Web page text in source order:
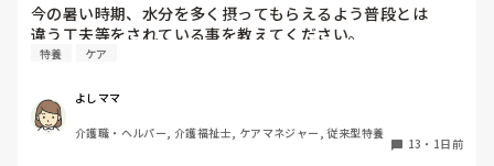
今の暑い時期、水分を多く摂ってもらえるよう普段とは
違う工夫等をされている事を教えてください。
特養 ケア
よしママ
介護職・ヘルパー, 介護福祉士, ケアマネジャー, 従来型特養
13 ・ 1日前